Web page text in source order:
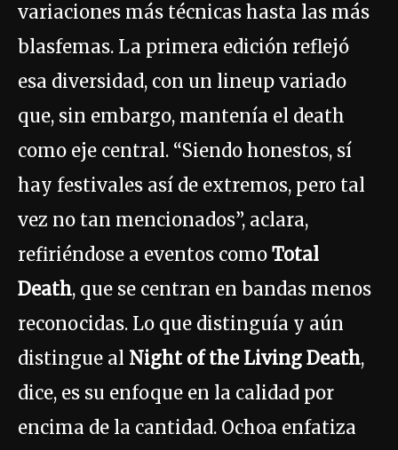
variaciones más técnicas hasta las más
blasfemas. La primera edición reflejó
esa diversidad, con un lineup variado
que, sin embargo, mantenía el death
como eje central. “Siendo honestos, sí
hay festivales así de extremos, pero tal
vez no tan mencionados”, aclara,
refiriéndose a eventos como Total
Death, que se centran en bandas menos
reconocidas. Lo que distinguía y aún
distingue al Night of the Living Death,
dice, es su enfoque en la calidad por
encima de la cantidad. Ochoa enfatiza